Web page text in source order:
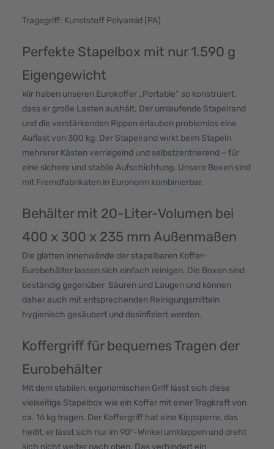
Tragegriff: Kunststoff Polyamid (PA)
Perfekte Stapelbox mit nur 1.590 g
Eigengewicht
Wir haben unseren Eurokoffer „Portable“ so konstruiert,
dass er große Lasten aushält. Der umlaufende Stapelrand
und die verstärkenden Rippen erlauben problemlos eine
Auflast von 300 kg. Der Stapelrand wirkt beim Stapeln
mehrerer Kästen verriegelnd und selbstzentrierend – für
eine sichere und stabile Aufschichtung. Unsere Boxen sind
mit Fremdfabrikaten in Euronorm kombinierbar.
Behälter mit 20-Liter-Volumen bei
400 x 300 x 235 mm Außenmaßen
Die glatten Innenwände der stapelbaren Koffer-
Eurobehälter lassen sich einfach reinigen. Die Boxen sind
beständig gegenüber Säuren und Laugen und können
daher auch mit entsprechenden Reinigungsmitteln
hygienisch gesäubert und desinfiziert werden.
Koffergriff für bequemes Tragen der
Eurobehälter
Mit dem stabilen, ergonomischen Griff lässt sich diese
vielseitige Stapelbox wie ein Koffer mit einer Tragkraft von
ca. 16 kg tragen. Der Koffergriff hat eine Kippsperre, das
heißt, er lässt sich nur im 90°-Winkel umklappen und dreht